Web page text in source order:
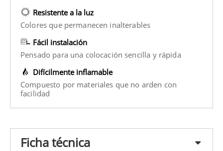
Resistente a la luz
Colores que permanecen inalterables
Fácil instalación
Pensado para una colocación sencilla y rápida
Difícilmente inflamable
Compuesto por materiales que no arden con
facilidad
Ficha técnica